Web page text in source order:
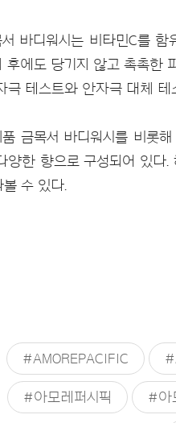
서 바디워시는 비타민C를
후에도 당기지 않고 촉촉한
극 테스트와 안자극 대체 테
품 금목서 바디워시를 비롯
양한 향으로 구성되어 있다.
볼 수 있다.
#AMOREPACIFIC
#아모레퍼시픽 #아